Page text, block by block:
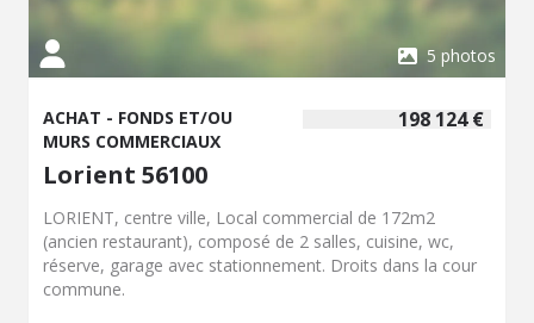
5 photos
198 124 €
ACHAT - FONDS ET/OU
MURS COMMERCIAUX
Lorient 56100
LORIENT, centre ville, Local commercial de 172m2
(ancien restaurant), composé de 2 salles, cuisine, wc,
réserve, garage avec stationnement. Droits dans la cour
commune.